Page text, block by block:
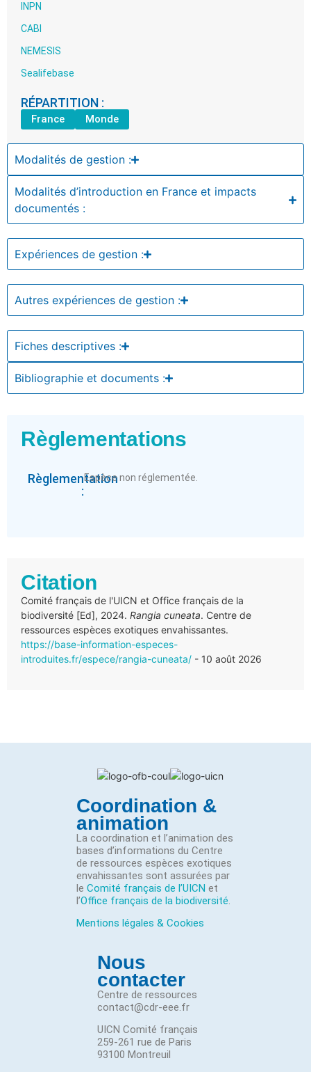
INPN
CABI
NEMESIS
Sealifebase
RÉPARTITION :
France Monde
Modalités de gestion :
Modalités d’introduction en France et impacts
documentés :
Expériences de gestion :
Autres expériences de gestion :
Fiches descriptives :
Bibliographie et documents :
Règlementations
Règlementation
:
Espèce non réglementée.
Citation
Comité français de l'UICN et Office français de la
biodiversité [Ed], 2024. Rangia cuneata. Centre de
ressources espèces exotiques envahissantes.
https://base-information-especes-
introduites.fr/espece/rangia-cuneata/ - 10 août 2026
Coordination &
animation
La coordination et l’animation des
bases d’informations du Centre
de ressources espèces exotiques
envahissantes sont assurées par
le Comité français de l’UICN et
l’Office français de la biodiversité.
Mentions légales & Cookies
Nous
contacter
Centre de ressources
contact@cdr-eee.fr
UICN Comité français
259-261 rue de Paris
93100 Montreuil